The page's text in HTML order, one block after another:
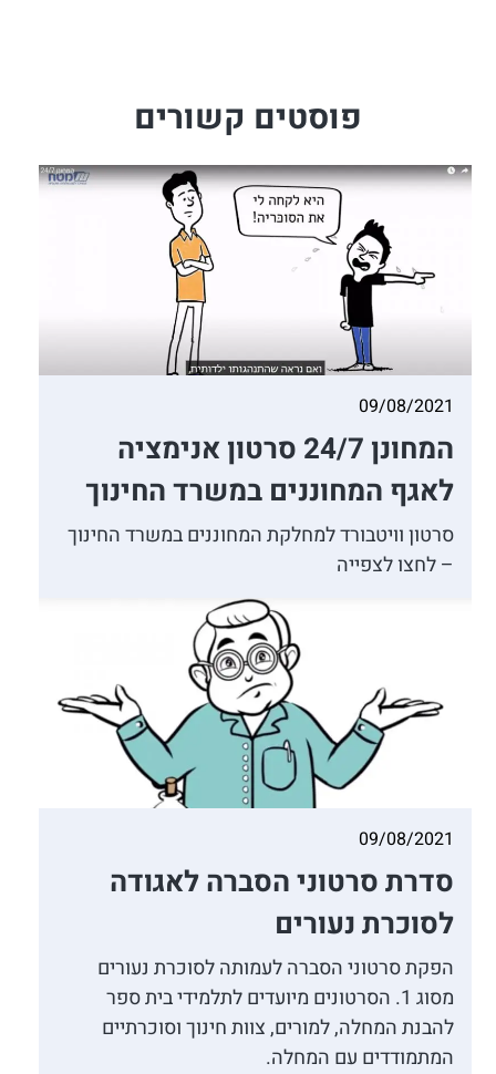
פוסטים קשורים
09/08/2021
המחונן 24/7 סרטון אנימציה
לאגף המחוננים במשרד החינוך
סרטון וויטבורד למחלקת המחוננים במשרד החינוך
– לחצו לצפייה
09/08/2021
סדרת סרטוני הסברה לאגודה
לסוכרת נעורים
הפקת סרטוני הסברה לעמותה לסוכרת נעורים
מסוג 1. הסרטונים מיועדים לתלמידי בית ספר
להבנת המחלה, למורים, צוות חינוך וסוכרתיים
המתמודדים עם המחלה.